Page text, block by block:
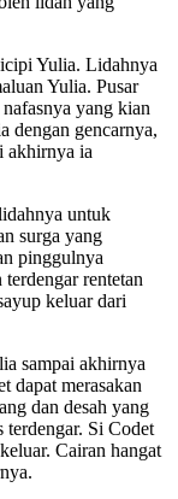
Yulia. Lidahnya
Yulia. Pusar
yang kian
dengan gencarnya,
akhirnya ia
untuk
surga yang
pinggulnya
rentetan
keluar dari
sampai akhirnya
dapat merasakan
dan desah yang
terdengar. Si Codet
Cairan hangat